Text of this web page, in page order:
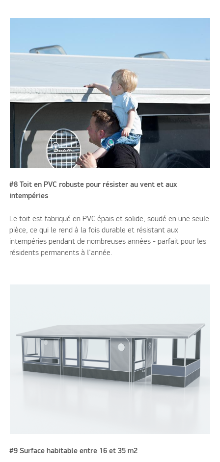
#8 Toit en PVC robuste pour résister au vent et aux
intempéries
Le toit est fabriqué en PVC épais et solide, soudé en une seule
pièce, ce qui le rend à la fois durable et résistant aux
intempéries pendant de nombreuses années - parfait pour les
résidents permanents à l'année.
#9 Surface habitable entre 16 et 35 m2